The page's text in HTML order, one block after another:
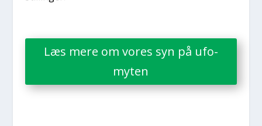
Læs mere om vores syn på ufo-
myten